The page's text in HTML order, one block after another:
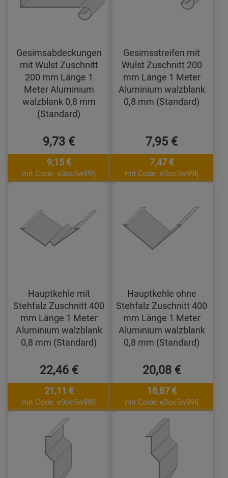
Gesimsabdeckungen
mit Wulst Zuschnitt
200 mm Länge 1
Meter Aluminium
walzblank 0,8 mm
(Standard)
9,73 €
9,15 €
mit Code: e3oc5w99fj
Gesimsstreifen mit
Wulst Zuschnitt 200
mm Länge 1 Meter
Aluminium walzblank
0,8 mm (Standard)
7,95 €
7,47 €
mit Code: e3oc5w99fj
Hauptkehle mit
Stehfalz Zuschnitt 400
mm Länge 1 Meter
Aluminium walzblank
0,8 mm (Standard)
22,46 €
21,11 €
mit Code: e3oc5w99fj
Hauptkehle ohne
Stehfalz Zuschnitt 400
mm Länge 1 Meter
Aluminium walzblank
0,8 mm (Standard)
20,08 €
18,87 €
mit Code: e3oc5w99fj